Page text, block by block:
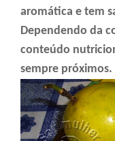
aromática e tem
Dependendo da
conteúdo
sempre próximos.